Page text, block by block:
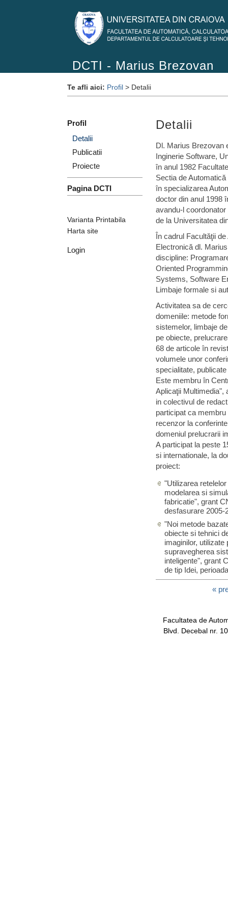
DCTI - Marius Brezovan
Te afli aici: Profil > Detalii
Profil
Detalii
Publicatii
Proiecte
Pagina DCTI
Varianta Printabila
Harta site
Login
Detalii
Dl. Marius Brezovan
Inginerie Software,
în anul 1982
Sectia de
în specializarea
doctor din anul 1998
avandu-l
de la Universitatea
În cadrul Facultăţii
Electronică dl.
discipline:
Oriented
Systems, Software
Limbaje formale si
Activitatea sa de
domeniile: metode
sistemelor, limbaje
pe obiecte,
68 de articole în
volumele unor
specialitate,
Este membru în
Aplicaţii Multimedia",
in colectivul de
participat ca
recenzor la
domeniul prelucrarii
A participat la peste
si internationale, la
proiect:
"Utilizarea
modelarea si
fabricatie", grant
desfasurare 2005-
"Noi metode
obiecte si tehnici
imaginilor,
supravegherea
inteligente", grant
de tip Idei,
«
Facultatea de
Blvd. Decebal nr.